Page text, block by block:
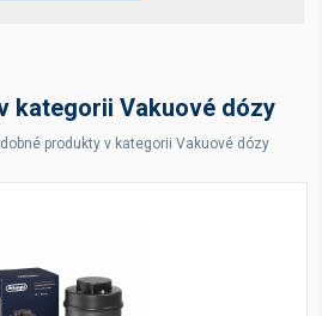
kategorii Vakuové dózy
produkty v kategorii Vakuové dózy